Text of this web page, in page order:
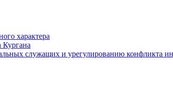
характера
служащих и урегулированию конфликта